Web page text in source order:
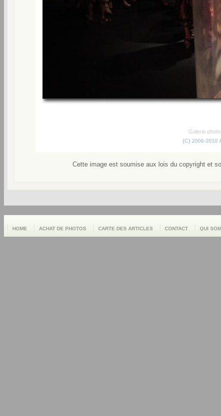
Galerie
(C) 2006-2010
Cette image est soumise aux lois du copyright et
HOME ACHAT DE PHOTOS CARTE DES ARTICLES CONTACT QUI